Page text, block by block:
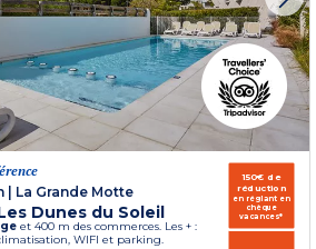
La Grande Motte
Dunes du Soleil
et 400 m des commerces. Les + :
WIFI et parking.
150€ de
réduction
en réglant en
chèque
vacances*